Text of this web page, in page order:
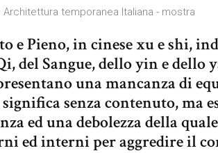
Architettura temporanea Italiana - mostra
e Pieno, in cinese xu e shi,
del Sangue, dello yin e dello
una mancanza di
senza contenuto, ma
ed una debolezza della
ed interni per aggredire il